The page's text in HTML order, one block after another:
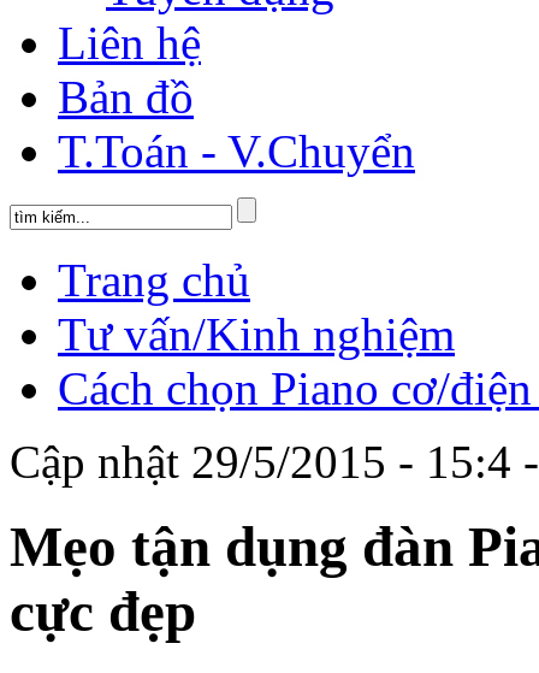
Liên hệ
Bản đồ
T.Toán - V.Chuyển
Trang chủ
Tư vấn/Kinh nghiệm
Cách chọn Piano cơ/
Cập nhật 29/5/2015 - 15:4
Mẹo tận dụng đàn
cực đẹp